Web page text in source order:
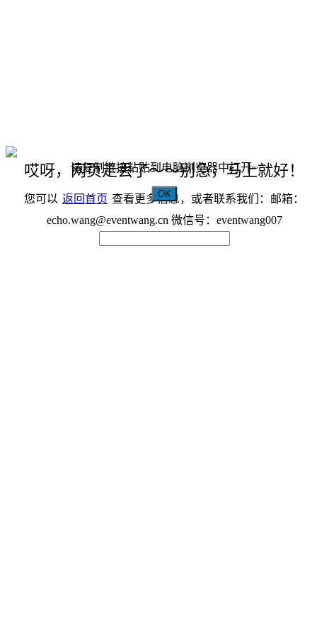
哎呀，网页走丢了～～别急，马上就好！
您可以 返回首页 查看更多信息，或者联系我们：邮箱：
echo.wang@eventwang.cn 微信号：eventwang007
请复制链接粘贴到电脑浏览器中打开~
OK